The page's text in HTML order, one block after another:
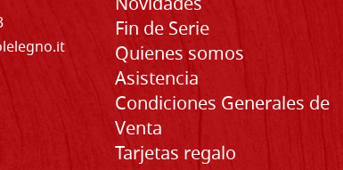
Fin de Serie
Quienes somos
Asistencia
Condiciones Generales de
Venta
Tarjetas regalo